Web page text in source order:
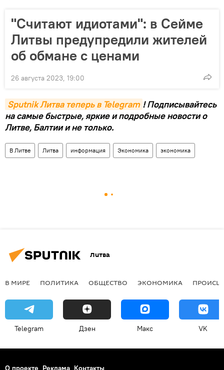
"Считают идиотами": в Сейме
Литвы предупредили жителей
об обмане с ценами
26 августа 2023, 19:00
Sputnik Литва теперь в Telegram ! Подписывайтесь
на самые быстрые, яркие и подробные новости о
Литве, Балтии и не только.
В Литве Литва информация Экономика экономика
Литва
В МИРЕ ПОЛИТИКА ОБЩЕСТВО ЭКОНОМИКА
Telegram Дзен Макс VK
О проекте Реклама Контакты